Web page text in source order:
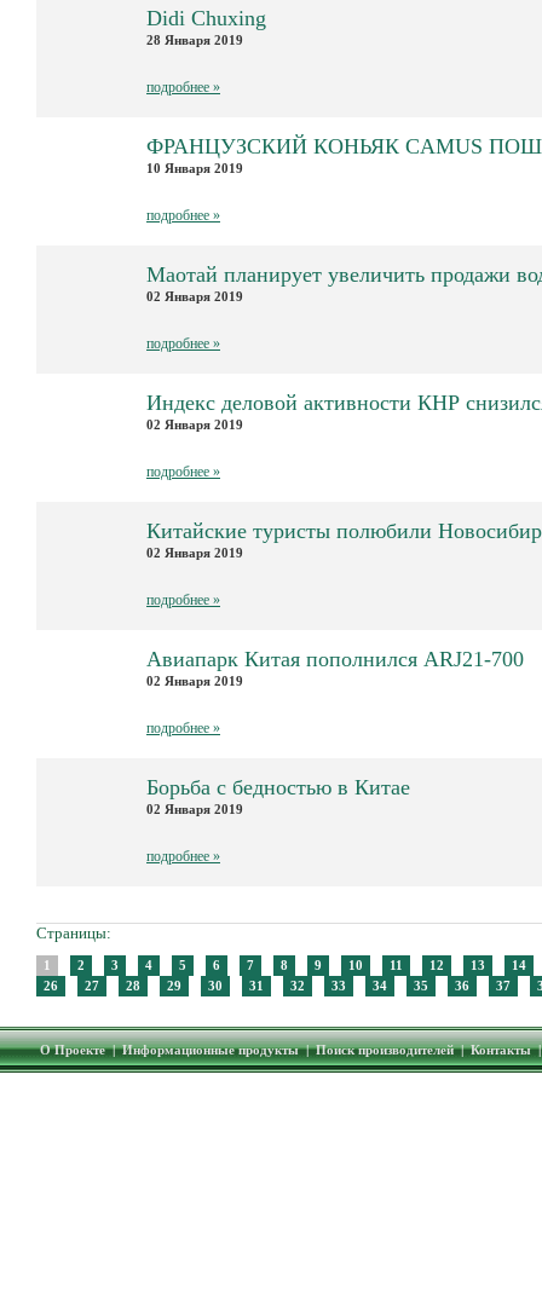
Didi Chuxing
28 Января 2019
подробнее »
ФРАНЦУЗСКИЙ КОНЬЯК CAMUS
10 Января 2019
подробнее »
Маотай планирует увеличить продажи
02 Января 2019
подробнее »
Индекс деловой активности КНР
02 Января 2019
подробнее »
Китайские туристы полюбили
02 Января 2019
подробнее »
Авиапарк Китая пополнился ARJ21-700
02 Января 2019
подробнее »
Борьба с бедностью в Китае
02 Января 2019
подробнее »
Страницы:
1 2 3 4 5 6 7 8 9 10 11 12 13
14
26
27 28 29 30 31 32 33 34 35 36 37
О Проекте|Информационные продукты|Поиск производителей|Контакты